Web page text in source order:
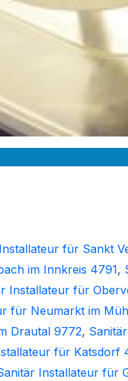
für Sankt
im Innkreis 4791,
Installateur für
für Neumarkt im
Drautal 9772,
für Katsdorf
Installateur für